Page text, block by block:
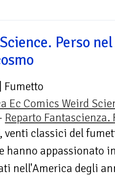
Perso nel
| Fumetto
Ec Comics Weird
Reparto Fantascienza.
venti classici del
hanno appassionato
nell'America degli